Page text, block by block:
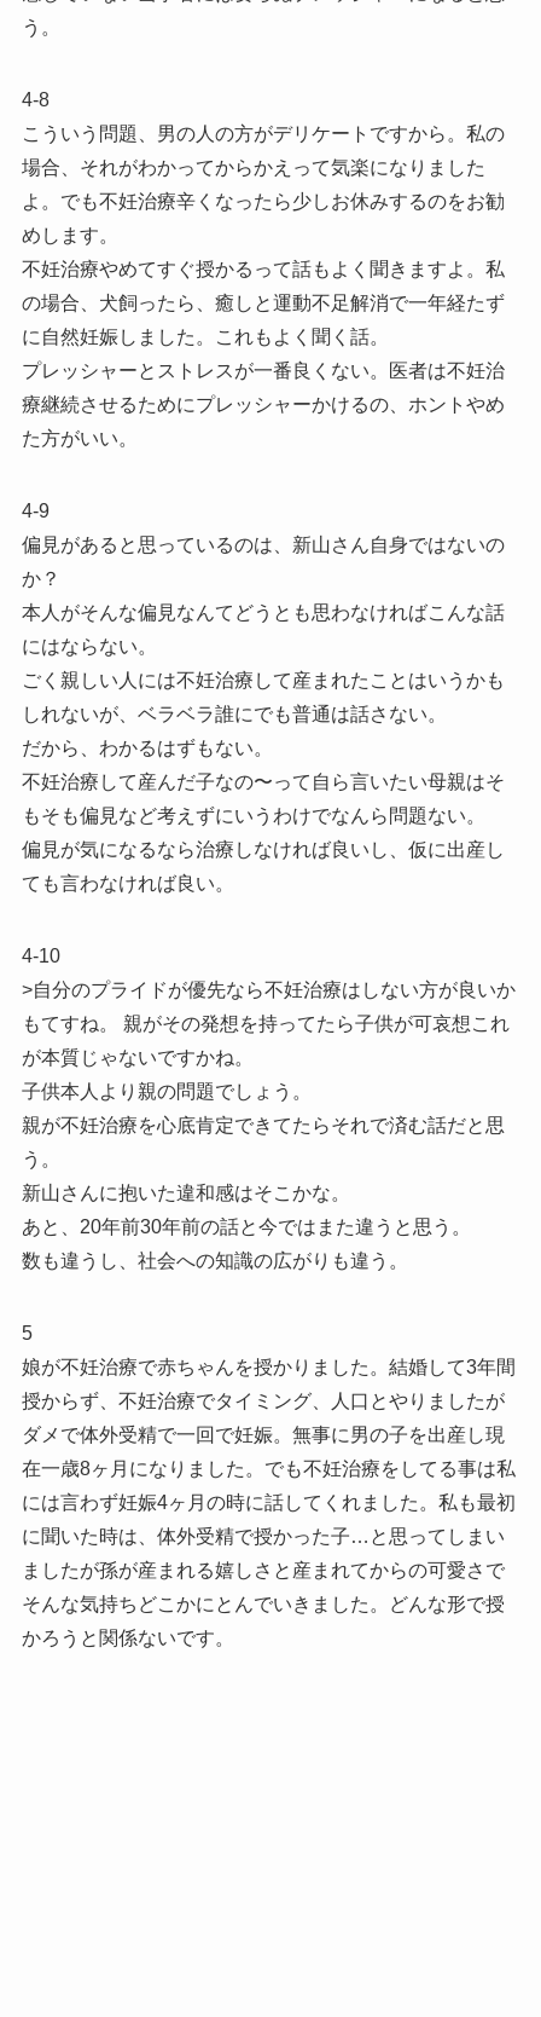
う。
4-8
こういう問題、男の人の方がデリケートですから。私の
場合、それがわかってからかえって気楽になりました
よ。でも不妊治療辛くなったら少しお休みするのをお勧
めします。
不妊治療やめてすぐ授かるって話もよく聞きますよ。私
の場合、犬飼ったら、癒しと運動不足解消で一年経たず
に自然妊娠しました。これもよく聞く話。
プレッシャーとストレスが一番良くない。医者は不妊治
療継続させるためにプレッシャーかけるの、ホントやめ
た方がいい。
4-9
偏見があると思っているのは、新山さん自身ではないの
か？
本人がそんな偏見なんてどうとも思わなければこんな話
にはならない。
ごく親しい人には不妊治療して産まれたことはいうかも
しれないが、ベラベラ誰にでも普通は話さない。
だから、わかるはずもない。
不妊治療して産んだ子なの〜って自ら言いたい母親はそ
もそも偏見など考えずにいうわけでなんら問題ない。
偏見が気になるなら治療しなければ良いし、仮に出産し
ても言わなければ良い。
4-10
>自分のプライドが優先なら不妊治療はしない方が良いか
もてすね。 親がその発想を持ってたら子供が可哀想これ
が本質じゃないですかね。
子供本人より親の問題でしょう。
親が不妊治療を心底肯定できてたらそれで済む話だと思
う。
新山さんに抱いた違和感はそこかな。
あと、20年前30年前の話と今ではまた違うと思う。
数も違うし、社会への知識の広がりも違う。
5
娘が不妊治療で赤ちゃんを授かりました。結婚して3年間
授からず、不妊治療でタイミング、人口とやりましたが
ダメで体外受精で一回で妊娠。無事に男の子を出産し現
在一歳8ヶ月になりました。でも不妊治療をしてる事は私
には言わず妊娠4ヶ月の時に話してくれました。私も最初
に聞いた時は、体外受精で授かった子…と思ってしまい
ましたが孫が産まれる嬉しさと産まれてからの可愛さで
そんな気持ちどこかにとんでいきました。どんな形で授
かろうと関係ないです。